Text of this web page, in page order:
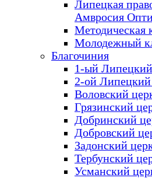
Липецкая
Амвросия
Методическая
Молодежный
Благочиния
1-ый
2-ой Липецкий
Воловский
Грязинский
Добринский
Добровский
Задонский
Тербунский
Усманский